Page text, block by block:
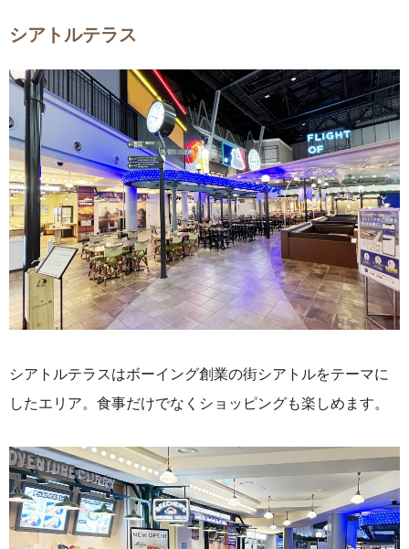
シアトルテラス
シアトルテラスはボーイング創業の街シアトルをテーマに
したエリア。食事だけでなくショッピングも楽しめます。